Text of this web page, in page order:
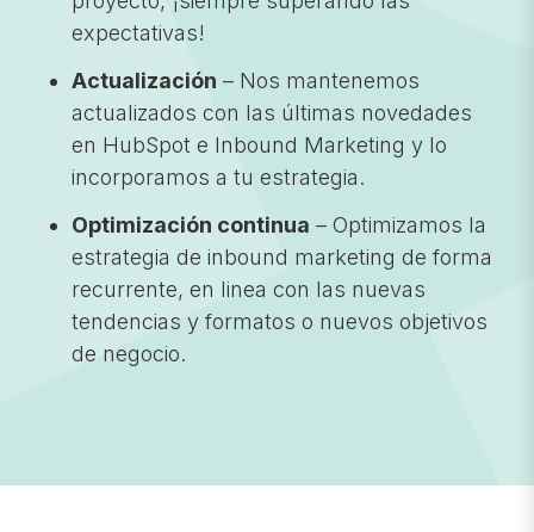
expectativas!
Actualización – Nos mantenemos
actualizados con las últimas novedades
en HubSpot e Inbound Marketing y lo
incorporamos a tu estrategia.
Optimización continua – Optimizamos la
estrategia de inbound marketing de forma
recurrente, en linea con las nuevas
tendencias y formatos o nuevos objetivos
de negocio.